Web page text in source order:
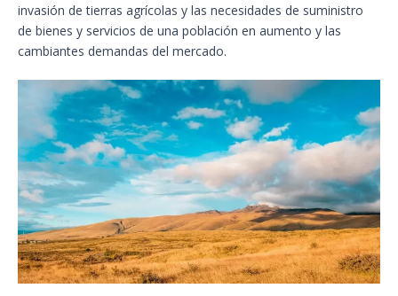
invasión de tierras agrícolas y las necesidades de suministro
de bienes y servicios de una población en aumento y las
cambiantes demandas del mercado.